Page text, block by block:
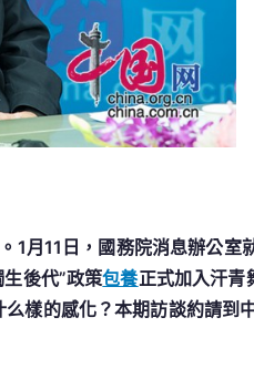
兩
孩”
若
何
1月11日，國務院消息辦公
後代”政策包養正式加入汗青
樣的感化？本期訪談約請